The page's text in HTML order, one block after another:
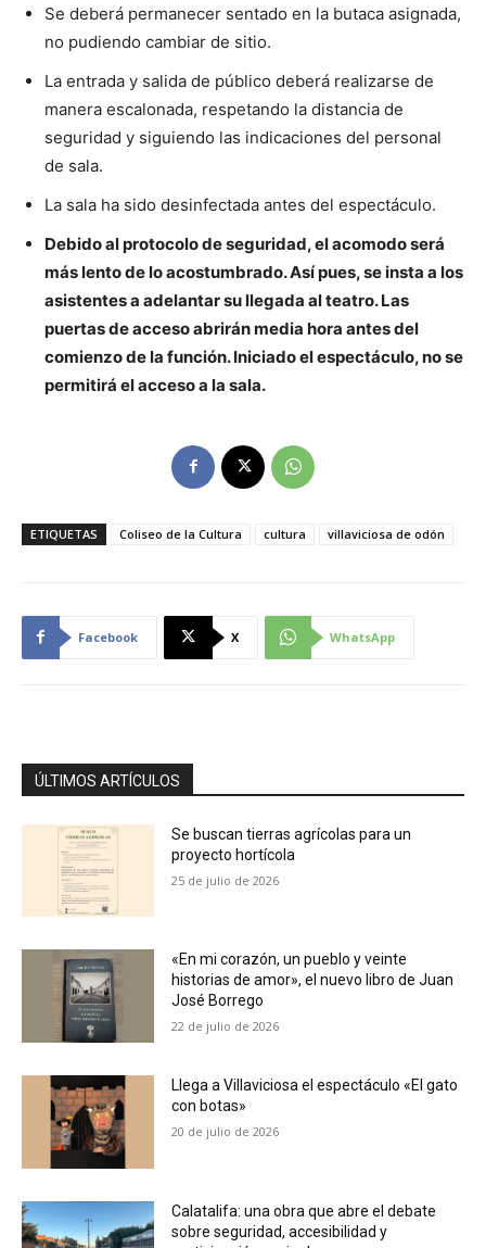
Se deberá permanecer sentado en la butaca asignada,
no pudiendo cambiar de sitio.
La entrada y salida de público deberá realizarse de
manera escalonada, respetando la distancia de
seguridad y siguiendo las indicaciones del personal
de sala.
La sala ha sido desinfectada antes del espectáculo.
Debido al protocolo de seguridad, el acomodo será
más lento de lo acostumbrado. Así pues, se insta a los
asistentes a adelantar su llegada al teatro. Las
puertas de acceso abrirán media hora antes del
comienzo de la función. Iniciado el espectáculo, no se
permitirá el acceso a la sala.
ETIQUETAS Coliseo de la Cultura cultura villaviciosa de odón
Facebook X WhatsApp
ÚLTIMOS ARTÍCULOS
Se buscan tierras agrícolas para un
proyecto hortícola
25 de julio de 2026
«En mi corazón, un pueblo y veinte
historias de amor», el nuevo libro de Juan
José Borrego
22 de julio de 2026
Llega a Villaviciosa el espectáculo «El gato
con botas»
20 de julio de 2026
Calatalifa: una obra que abre el debate
sobre seguridad, accesibilidad y